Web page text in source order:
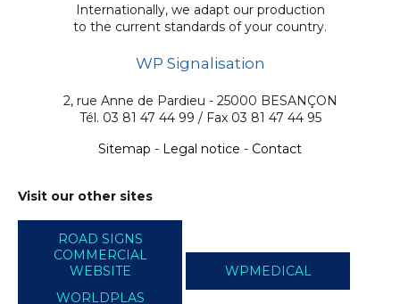
Internationally, we adapt our production
to the current standards of your country.
WP Signalisation
2, rue Anne de Pardieu - 25000 BESANÇON
Tél. 03 81 47 44 99 / Fax 03 81 47 44 95
Sitemap - Legal notice - Contact
Visit our other sites
ROAD SIGNS
COMMERCIAL
WEBSITE
WPMEDICAL
WORLDPLAS